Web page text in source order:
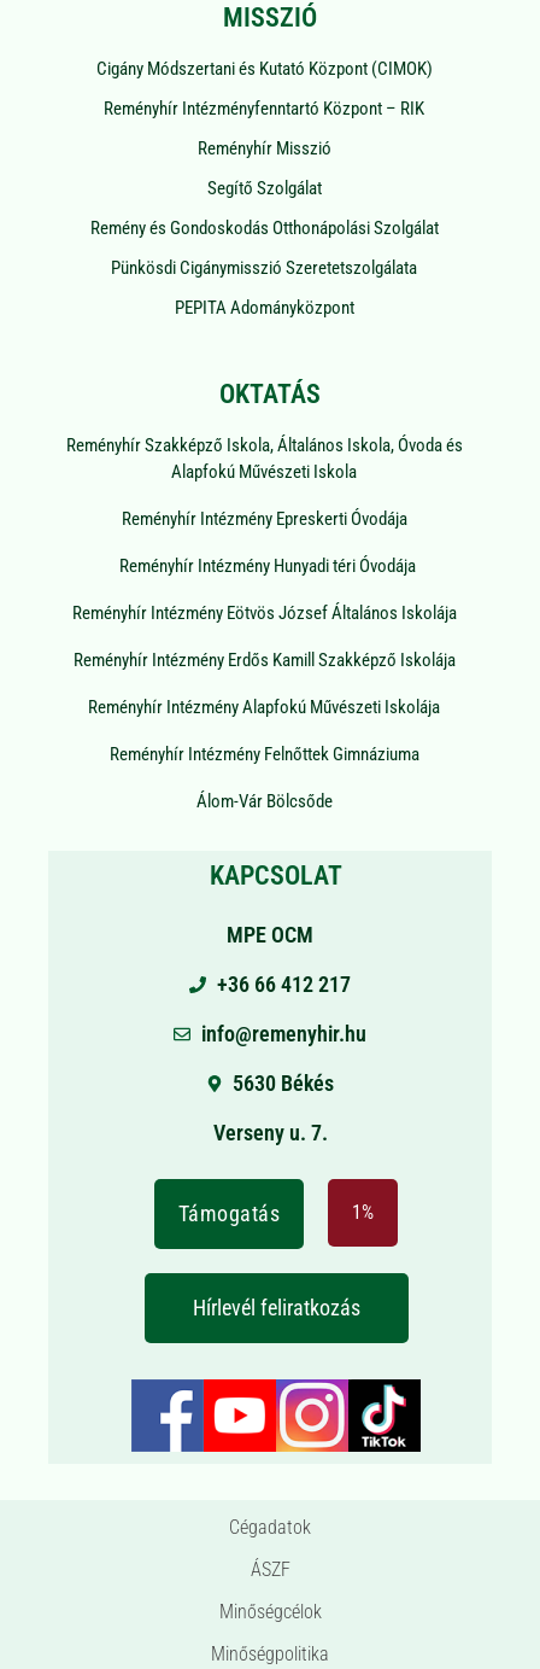
MISSZIÓ
Cigány Módszertani és Kutató Központ (CIMOK)
Reményhír Intézményfenntartó Központ – RIK
Reményhír Misszió
Segítő Szolgálat
Remény és Gondoskodás Otthonápolási Szolgálat
Pünkösdi Cigánymisszió Szeretetszolgálata
PEPITA Adományközpont
OKTATÁS
Reményhír Szakképző Iskola, Általános Iskola, Óvoda és
Alapfokú Művészeti Iskola
Reményhír Intézmény Epreskerti Óvodája
Reményhír Intézmény Hunyadi téri Óvodája
Reményhír Intézmény Eötvös József Általános Iskolája
Reményhír Intézmény Erdős Kamill Szakképző Iskolája
Reményhír Intézmény Alapfokú Művészeti Iskolája
Reményhír Intézmény Felnőttek Gimnáziuma
Álom-Vár Bölcsőde
KAPCSOLAT
MPE OCM
+36 66 412 217
info@remenyhir.hu
5630 Békés
Verseny u. 7.
Támogatás 1%
Hírlevél feliratkozás
Cégadatok
ÁSZF
Minőségcélok
Minőségpolitika